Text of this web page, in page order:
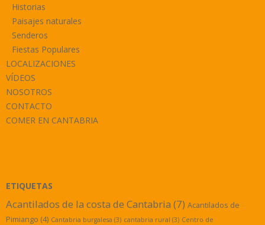
Historias
Paisajes naturales
Senderos
Fiestas Populares
LOCALIZACIONES
VÍDEOS
NOSOTROS
CONTACTO
COMER EN CANTABRIA
ETIQUETAS
Acantilados de la costa de Cantabria (7) Acantilados de
Pimiango (4) Cantabria burgalesa (3) cantabria rural (3) Centro de